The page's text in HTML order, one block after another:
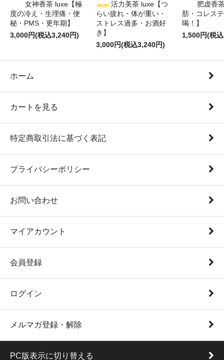
女神香茶 luxe【極
度の冷え・生理痛・便
秘・PMS・更年期】
3,000円(税込3,240円)
活力美茶 luxe【つ
らい疲れ・体が重い・
ストレス過多・お酒好
き】
3,000円(税込3,240円)
肥虚香
肪・コレス
喝！】
1,500円(税
ホーム
カートを見る
特定商取引法に基づく表記
プライバシーポリシー
お問い合わせ
マイアカウント
会員登録
ログイン
メルマガ登録・解除
PC版表示に切り替える